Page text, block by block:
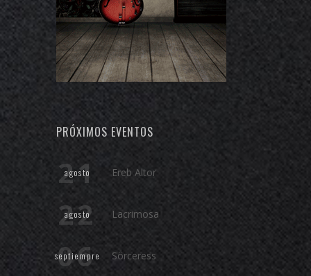
PRÓXIMOS EVENTOS
21
agosto Ereb Altor
22
agosto Lacrimosa
06
septiempre Sörceress